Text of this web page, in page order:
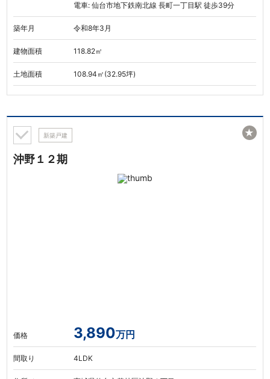
電車: 仙台市地下鉄南北線 長町一丁目駅 徒歩39分
築年月 令和8年3月
建物面積 118.82㎡
土地面積 108.94㎡(32.95坪)
新築戸建
沖野１２期
価格 3,890万円
間取り 4LDK
★